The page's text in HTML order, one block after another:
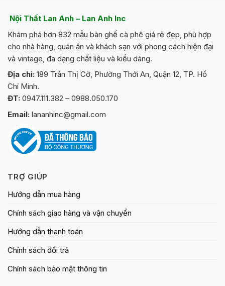
Nội Thất Lan Anh – Lan Anh Inc
Khám phá hơn 832 mẫu bàn ghế cà phê giá rẻ đẹp, phù hợp
cho nhà hàng, quán ăn và khách sạn với phong cách hiện đại
và vintage, đa dạng chất liệu và kiểu dáng.
Địa chỉ: 189 Trần Thị Cờ, Phường Thới An, Quận 12, TP. Hồ
Chí Minh.
ĐT: 0947.111.382 – 0988.050.170
Email: lananhinc@gmail.com
TRỢ GIÚP
Hướng dẫn mua hàng
Chính sách giao hàng và vận chuyển
Hướng dẫn thanh toán
Chính sách đổi trả
Chính sách bảo mật thông tin